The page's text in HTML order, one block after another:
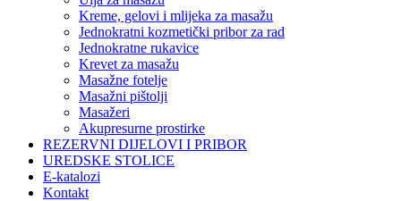
Kreme, gelovi i mlijeka za masažu
Jednokratni kozmetički pribor za rad
Jednokratne rukavice
Krevet za masažu
Masažne fotelje
Masažni pištolji
Masažeri
Akupresurne prostirke
REZERVNI DIJELOVI I PRIBOR
UREDSKE STOLICE
E-katalozi
Kontakt